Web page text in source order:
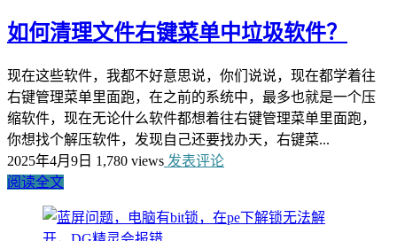
如何清理文件右键菜单中垃圾软件？
现在这些软件，我都不好意思说，你们说说，现在都学着往
右键管理菜单里面跑，在之前的系统中，最多也就是一个压
缩软件，现在无论什么软件都想着往右键管理菜单里面跑，
你想找个解压软件，发现自己还要找办天，右键菜...
2025年4月9日 1,780 views 发表评论
阅读全文